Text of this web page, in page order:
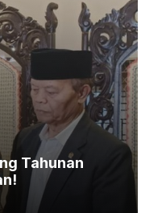
Tahunan